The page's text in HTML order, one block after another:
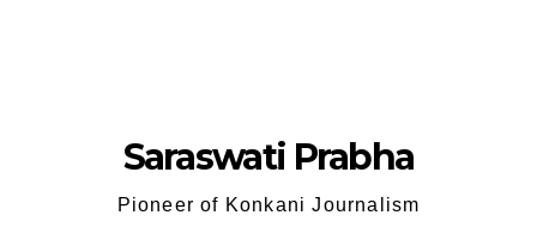
Saraswati Prabha
Pioneer of Konkani Journalism